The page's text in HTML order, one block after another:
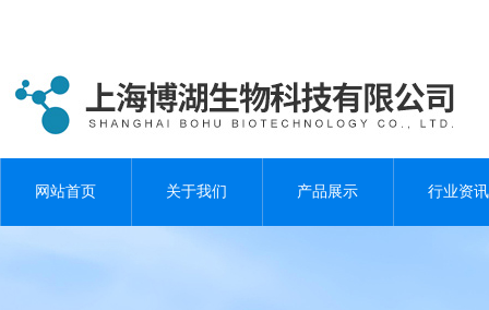
网站首页 关于我们 产品展示 行业资讯